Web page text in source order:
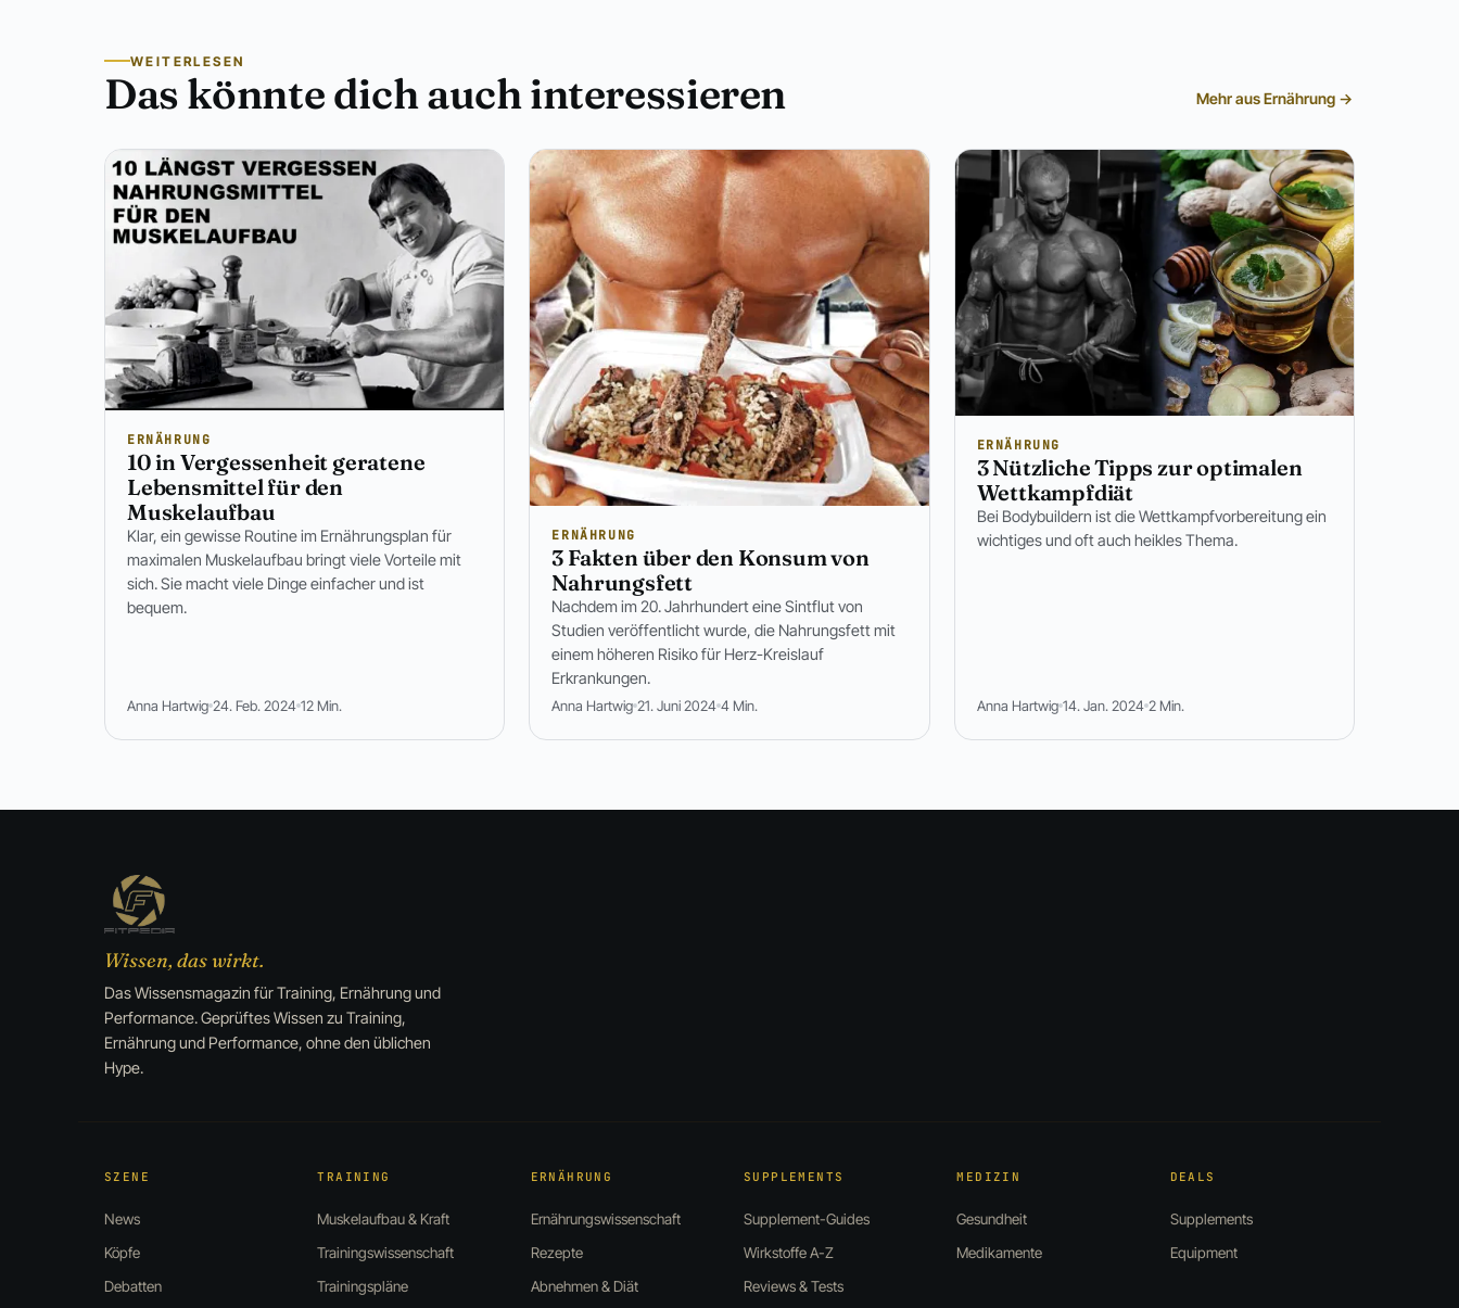
WEITERLESEN
Das könnte dich auch interessieren Mehr aus Ernährung →
ERNÄHRUNG
10 in Vergessenheit geratene
Lebensmittel für den
Muskelaufbau
Klar, ein gewisse Routine im Ernährungsplan für
maximalen Muskelaufbau bringt viele Vorteile mit
sich. Sie macht viele Dinge einfacher und ist
bequem.
Anna Hartwig 24. Feb. 2024 12 Min.
ERNÄHRUNG
3 Fakten über den Konsum von
Nahrungsfett
Nachdem im 20. Jahrhundert eine Sintflut von
Studien veröffentlicht wurde, die Nahrungsfett mit
einem höheren Risiko für Herz-Kreislauf
Erkrankungen.
Anna Hartwig 21. Juni 2024 4 Min.
ERNÄHRUNG
3 Nützliche Tipps zur optimalen
Wettkampfdiät
Bei Bodybuildern ist die Wettkampfvorbereitung ein
wichtiges und oft auch heikles Thema.
Anna Hartwig 14. Jan. 2024 2 Min.
Wissen, das wirkt.
Das Wissensmagazin für Training, Ernährung und
Performance. Geprüftes Wissen zu Training,
Ernährung und Performance, ohne den üblichen
Hype.
SZENE
News
Köpfe
Debatten
TRAINING
Muskelaufbau & Kraft
Trainingswissenschaft
Trainingspläne
ERNÄHRUNG
Ernährungswissenschaft
Rezepte
Abnehmen & Diät
SUPPLEMENTS
Supplement-Guides
Wirkstoffe A-Z
Reviews & Tests
MEDIZIN
Gesundheit
Medikamente
DEALS
Supplements
Equipment